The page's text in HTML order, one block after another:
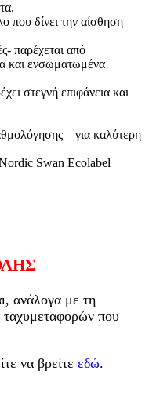
που δίνει την αίσθηση
παρέχεται από
και ενσωματωμένα
στεγνή επιφάνεια και
– για καλύτερη
Swan Ecolabel
ανάλογα με τη
ταχυμεταφορών που
να βρείτε εδώ.